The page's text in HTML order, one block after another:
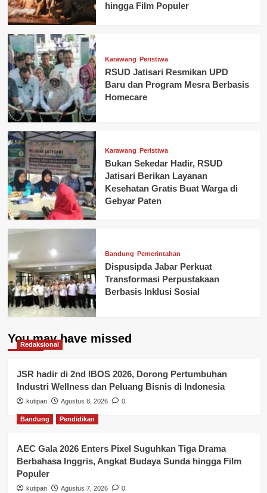
hingga Film Populer
Karawang Peristiwa
RSUD Jatisari Resmikan UPD
Baru dan Program Mesra Berbasis
Homecare
Karawang Peristiwa
Bukan Sekedar Hadir, RSUD
Jatisari Berikan Layanan
Kesehatan Gratis Buat Warga di
Gebyar Paten
Bandung Pemerintahan
Dispusipda Jabar Perkuat
Transformasi Perpustakaan
Berbasis Inklusi Sosial
You may have missed
Redaksional
JSR hadir di 2nd IBOS 2026, Dorong Pertumbuhan
Industri Wellness dan Peluang Bisnis di Indonesia
kutipan Agustus 8, 2026 0
Bandung Pendidikan
AEC Gala 2026 Enters Pixel Suguhkan Tiga Drama
Berbahasa Inggris, Angkat Budaya Sunda hingga Film
Populer
kutipan Agustus 7, 2026 0